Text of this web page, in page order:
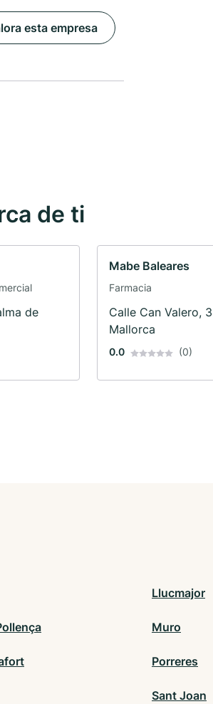
esta empresa
de ti
de
Mabe Baleares
Farmacia
Calle Can Valero,
Mallorca
0.0 (0)
Llucmajor
Muro
Porreres
Sant Joan